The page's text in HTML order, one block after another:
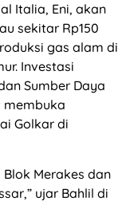
Italia, Eni, akan
sekitar Rp150
gas alam di
Investasi
Sumber Daya
membuka
Golkar di
Merakes dan
ujar Bahlil di